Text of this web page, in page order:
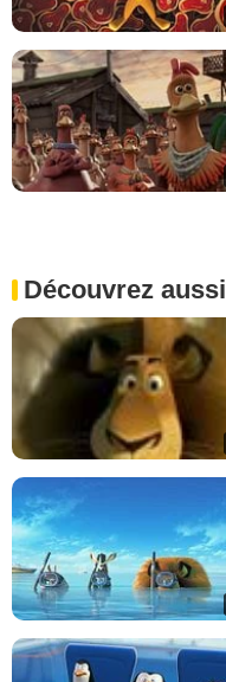
Découvrez aussi